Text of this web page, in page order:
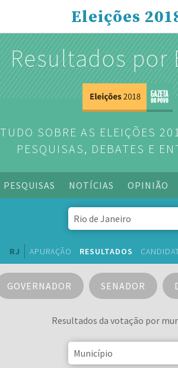
Eleições
Resultados por
TUDO SOBRE AS ELEIÇÕES
PESQUISAS, DEBATES E
PESQUISAS NOTÍCIAS OPINIÃO
RJ APURAÇÃO RESULTADOS
GOVERNADOR SENADOR
Resultados da votação por